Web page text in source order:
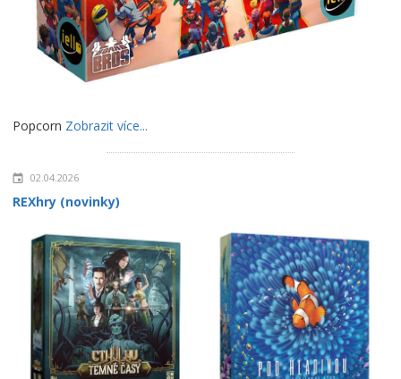
Popcorn Zobrazit více...
02.04.2026
REXhry (novinky)